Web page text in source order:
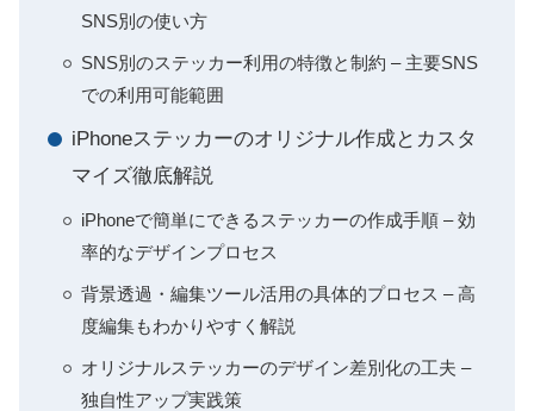
SNS別の使い方
SNS別のステッカー利用の特徴と制約 – 主要SNS
での利用可能範囲
iPhoneステッカーのオリジナル作成とカスタ
マイズ徹底解説
iPhoneで簡単にできるステッカーの作成手順 – 効
率的なデザインプロセス
背景透過・編集ツール活用の具体的プロセス – 高
度編集もわかりやすく解説
オリジナルステッカーのデザイン差別化の工夫 –
独自性アップ実践策